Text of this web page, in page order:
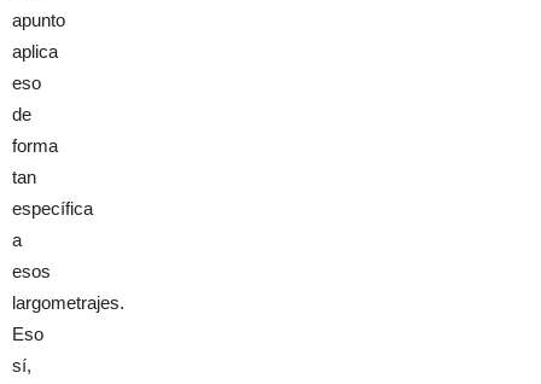
apunto
aplica
eso
de
forma
tan
específica
a
esos
largometrajes.
Eso
sí,